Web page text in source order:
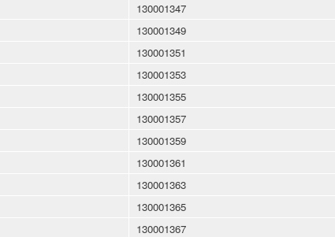
130001347
130001349
130001351
130001353
130001355
130001357
130001359
130001361
130001363
130001365
130001367